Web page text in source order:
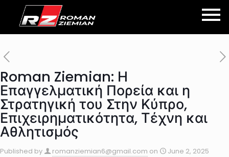
Roman Ziemian: Η
Επαγγελματική Πορεία και η
Στρατηγική του Στην Κύπρο,
Επιχειρηματικότητα, Τέχνη και
Αθλητισμός
Published by romanziemian6@gmail.com on June 2, 2025